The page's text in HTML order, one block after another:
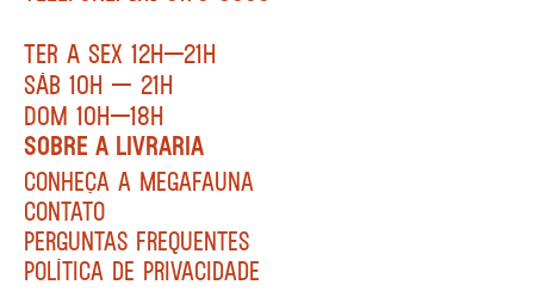
TER A SEX 12H—21H
SÁB 10H — 21H
DOM 10H—18H
SOBRE A LIVRARIA
CONHEÇA A MEGAFAUNA
CONTATO
PERGUNTAS FREQUENTES
POLÍTICA DE PRIVACIDADE